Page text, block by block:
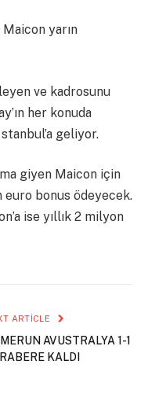
Maicon yarın
ve kadrosunu
her konuda
geliyor.
giyen Maicon için
euro bonus ödeyecek.
ise yıllık 2 milyon
ARTICLE
AVUSTRALYA 1-1
KALDI